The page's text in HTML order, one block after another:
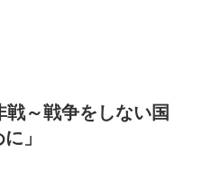
～戦争をしない国
」